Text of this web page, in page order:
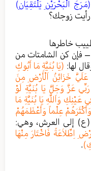
(مَرَجَ الْبَحْرَيْنِ يَلْتَقِيَانِ)
زوجك؟
خاطرها
فإن كن الشامتات من
لها: (يَا بُنَيَّةِ مَا أَبُوكِ
خَزَائِنُ اَلْأَرْضِ مِنَ
عَزَّ وَجَلَّ يَا بُنَيَّةِ لَوْ
وَاَللَّهِ يَا بُنَيَّةِ مَا
عِلْماً وَأَعْظَمَهُمْ
(ع) إلى العرش، وهي:
اِطِّلاَعَةً فَاخْتَارَ مِنْهَا
.